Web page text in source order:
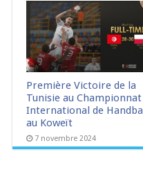
Première Victoire de la
Tunisie au Championnat
International de Handball
au Koweït
7 novembre 2024